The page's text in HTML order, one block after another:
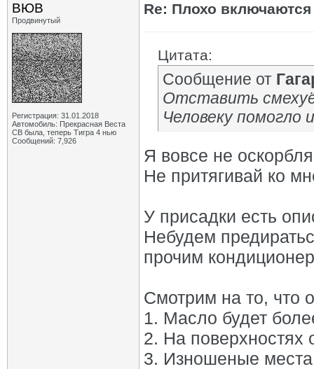
ВЮВ
Продвинутый
Регистрация: 31.01.2018
Автомобиль: Прекрасная Веста
СВ была, теперь Тигра 4 нью
Сообщений: 7,926
Re: Плохо
Цитата:
Сообщение от
Отставить
Человеку помогло
Я вовсе не
Не притягивай ко
У присадки есть
Небудем
прочим
Смотрим на то, что
1. Масло будет
2. На поверхностях
3. Изношеные